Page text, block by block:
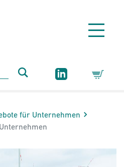
für Unternehmen